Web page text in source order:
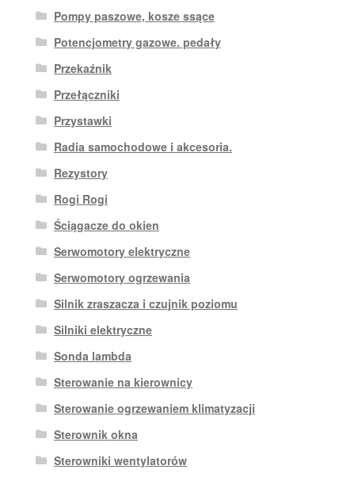
Pompy paszowe, kosze ssące
Potencjometry gazowe. pedały
Przekaźnik
Przełączniki
Przystawki
Radia samochodowe i akcesoria.
Rezystory
Rogi Rogi
Ściągacze do okien
Serwomotory elektryczne
Serwomotory ogrzewania
Silnik zraszacza i czujnik poziomu
Silniki elektryczne
Sonda lambda
Sterowanie na kierownicy
Sterowanie ogrzewaniem klimatyzacji
Sterownik okna
Sterowniki wentylatorów